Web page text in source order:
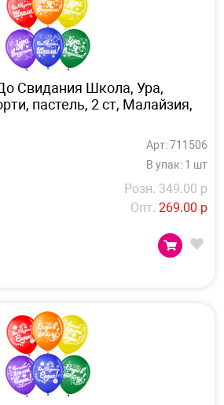
Свидания Школа, Ура,
пастель, 2 ст, Малайзия,
Арт: 711506
В упак: 1 шт
Розн. 349.00 р
Опт. 269.00 р